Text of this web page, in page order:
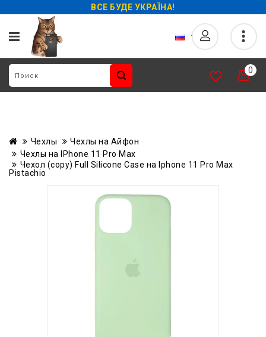
ВСЕ БУДЕ УКРАЇНА!
0
Чехлы
Чехлы на Айфон
Чехлы на IPhone 11 Pro Max
Чехол (copy) Full Silicone Case на Iphone 11 Pro Max
Pistachio